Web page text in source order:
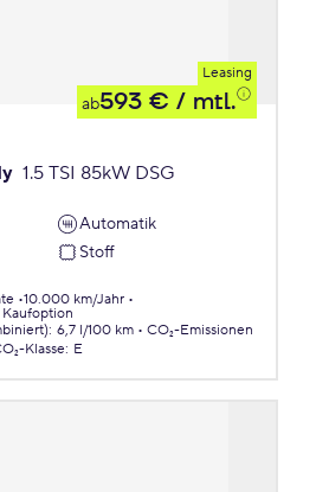
Leasing
ab593 € / mtl.
1.5 TSI 85kW DSG
Automatik
Stoff
10.000 km/Jahr
Kaufoption
: 6,7 l/100 km
CO₂-Emissionen
Klasse: E